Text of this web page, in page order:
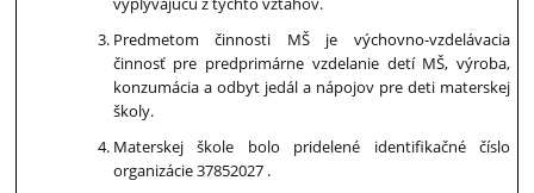
Predmetom činnosti MŠ je výchovno-vzdelávacia
činnosť pre predprimárne vzdelanie detí MŠ, výroba,
konzumácia a odbyt jedál a nápojov pre deti materskej
školy.
Materskej škole bolo pridelené identifikačné číslo
organizácie 37852027 .